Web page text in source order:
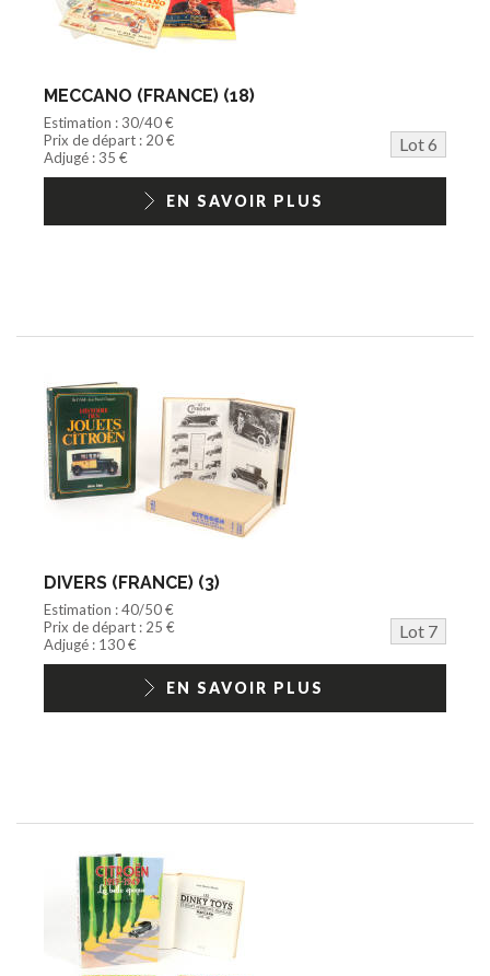
MECCANO (FRANCE) (18)
Estimation : 30/40 €
Prix de départ : 20 €
Lot 6
Adjugé : 35 €
EN SAVOIR PLUS
DIVERS (FRANCE) (3)
Estimation : 40/50 €
Prix de départ : 25 €
Lot 7
Adjugé : 130 €
EN SAVOIR PLUS